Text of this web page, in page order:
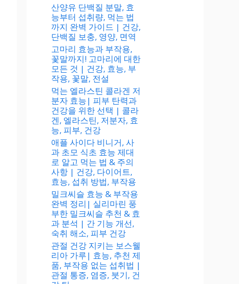
산양유 단백질 분말, 효
능부터 섭취량, 먹는 법
까지 완벽 가이드 | 건강,
단백질 보충, 영양, 면역
고마리 효능과 부작용,
꽃말까지! 고마리에 대한
모든 것 | 건강, 효능, 부
작용, 꽃말, 전설
먹는 엘라스틴 콜라겐 저
분자 효능| 피부 탄력과
건강을 위한 선택 | 콜라
겐, 엘라스틴, 저분자, 효
능, 피부, 건강
애플 사이다 비니거, 사
과 초모 식초 효능 제대
로 알고 먹는 법 & 주의
사항 | 건강, 다이어트,
효능, 섭취 방법, 부작용
밀크씨슬 효능 & 부작용
완벽 정리| 실리마린 풍
부한 밀크씨슬 추천 & 효
과 분석 | 간 기능 개선,
숙취 해소, 피부 건강
관절 건강 지키는 보스웰
리아 가루| 효능, 추천 제
품, 부작용 없는 섭취법 |
관절 통증, 염증, 붓기, 건